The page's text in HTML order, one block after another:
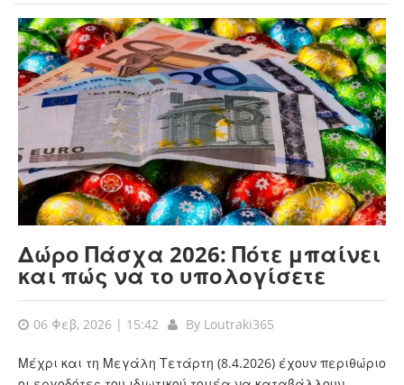
Δώρο Πάσχα 2026: Πότε μπαίνει
και πώς να το υπολογίσετε
06 Φεβ, 2026 | 15:42 By Loutraki365
Μέχρι και τη Μεγάλη Τετάρτη (8.4.2026) έχουν περιθώριο